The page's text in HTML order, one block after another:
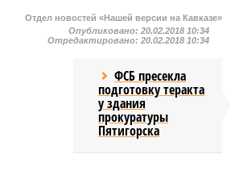
Отдел новостей «Нашей версии на Кавказе»
Опубликовано: 20.02.2018 10:34
Отредактировано: 20.02.2018 10:34
ФСБ пресекла
подготовку теракта
у здания
прокуратуры
Пятигорска